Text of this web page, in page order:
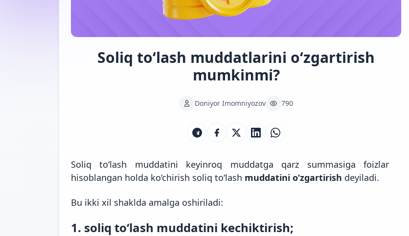
Soliq to‘lash muddatlarini o‘zgartirish
mumkinmi?
Doniyor Imomniyozov 790
Soliq to‘lash muddatini keyinroq muddatga qarz summasiga foizlar
hisoblangan holda ko‘chirish soliq to‘lash muddatini o‘zgartirish deyiladi.
Bu ikki xil shaklda amalga oshiriladi:
1. soliq to‘lash muddatini kechiktirish;